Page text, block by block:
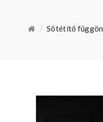
Sötétítő